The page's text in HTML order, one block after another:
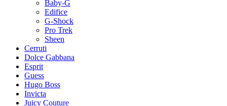
Baby-G
Edifice
G-Shock
Pro Trek
Sheen
Cerruti
Dolce Gabbana
Esprit
Guess
Hugo Boss
Invicta
Juicy Couture